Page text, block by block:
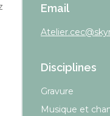
Email
Disciplines
Gravure
Musique et